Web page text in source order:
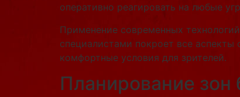
оперативно реагировать на любые
Применение современных
специалистами покроет все
комфортные условия для зрителей.
Планирование